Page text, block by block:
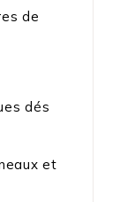
de
dés
et